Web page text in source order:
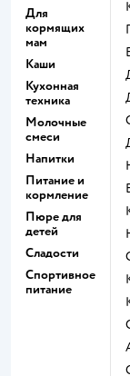
Для
кормящих
мам
Каши
Кухонная
техника
Молочные
смеси
Напитки
Питание и
кормление
Пюре для
детей
Сладости
Спортивное
питание